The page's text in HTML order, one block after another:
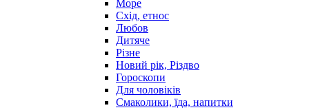
Море
Схід, етнос
Любов
Дитяче
Різне
Новий рік, Різдво
Гороскопи
Для чоловіків
Смаколики, їда, напитки